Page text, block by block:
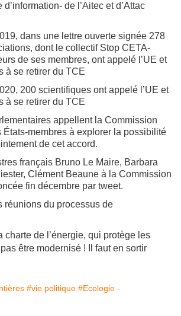
de l’Aitec et d’Attac
dans une lettre ouverte signée 278
dont le collectif Stop CETA-
de ses membres, ont appelé l’UE et
à se retirer du TCE
200 scientifiques ont appelé l’UE et
à se retirer du TCE
appellent la Commission
États-membres à explorer la possibilité
de cet accord.
français Bruno Le Maire, Barbara
Clément Beaune à la Commission
fin décembre par tweet.
réunions du processus de
charte de l’énergie, qui protège les
être modernisé ! Il faut en sortir
#vie politique #Ecologie -